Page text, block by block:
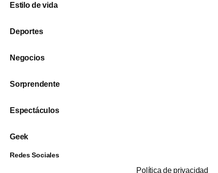
Estilo de vida
Deportes
Negocios
Sorprendente
Espectáculos
Geek
Redes Sociales
Política de privacidad